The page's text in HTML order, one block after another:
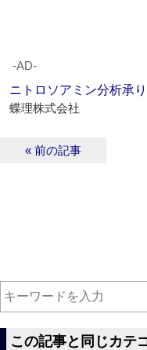
‐AD‐
ニトロソアミン分析承
蝶理株式会社
« 前の記事
この記事と同じカテ